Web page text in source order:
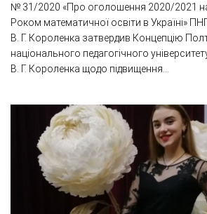
№ 31/2020 «Про оголошення 2020/2021
Роком математичної освіти в Україні»
В. Г. Короленка затвердив Концепцію
національного педагогічного
В. Г. Короленка щодо підвищення...